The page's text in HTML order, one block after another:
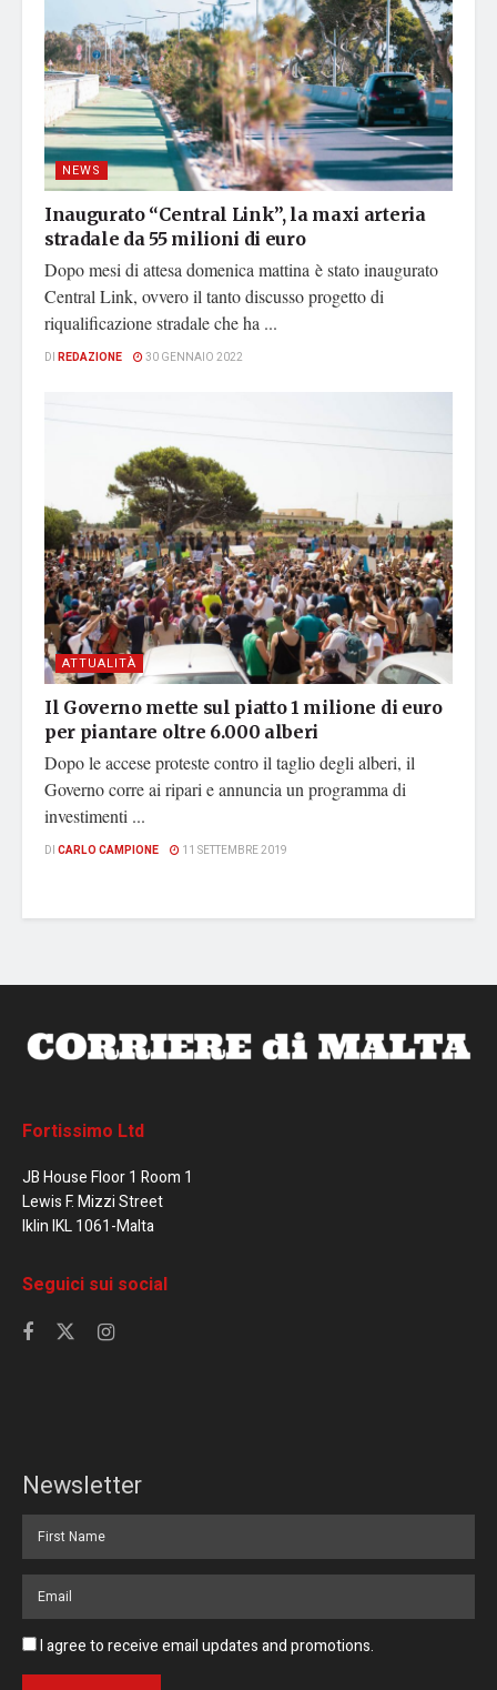
NEWS
Inaugurato “Central Link”, la maxi arteria
stradale da 55 milioni di euro
Dopo mesi di attesa domenica mattina è stato inaugurato
Central Link, ovvero il tanto discusso progetto di
riqualificazione stradale che ha ...
DI REDAZIONE 30 GENNAIO 2022
ATTUALITÀ
Il Governo mette sul piatto 1 milione di euro
per piantare oltre 6.000 alberi
Dopo le accese proteste contro il taglio degli alberi, il
Governo corre ai ripari e annuncia un programma di
investimenti ...
DI CARLO CAMPIONE 11 SETTEMBRE 2019
Fortissimo Ltd
JB House Floor 1 Room 1
Lewis F. Mizzi Street
Iklin IKL 1061-Malta
Seguici sui social
Newsletter
I agree to receive email updates and promotions.